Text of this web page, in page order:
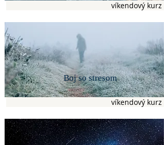
víkendový kurz
víkendový kurz
Boj so stresom